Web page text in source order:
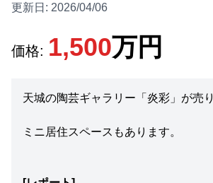
更新日: 2026/04/06
価格: 1,500万円
天城の陶芸ギャラリー「炎彩」が売
ミニ居住スペースもあります。